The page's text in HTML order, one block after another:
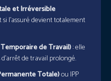
et Irréversible
l’assuré devient totalement
de Travail): elle
de travail prolongé.
Totale)ou IPP